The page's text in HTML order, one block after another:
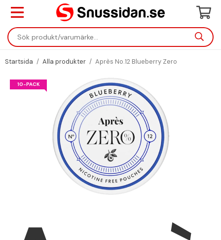
Startsida / Alla produkter / Après No.12 Blueberry Zero
10-PACK